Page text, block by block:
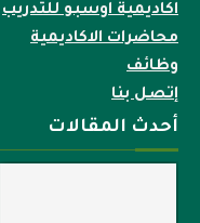
اكاديمية اوسبو للتدريب
محاضرات الاكاديمية
وظائف
إتصل بنا
أحدث المقالات